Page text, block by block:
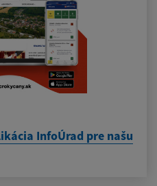
InfoÚrad pre našu